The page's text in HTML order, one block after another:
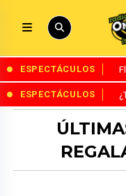
ESPECTÁCULOS
ESPECTÁCULOS